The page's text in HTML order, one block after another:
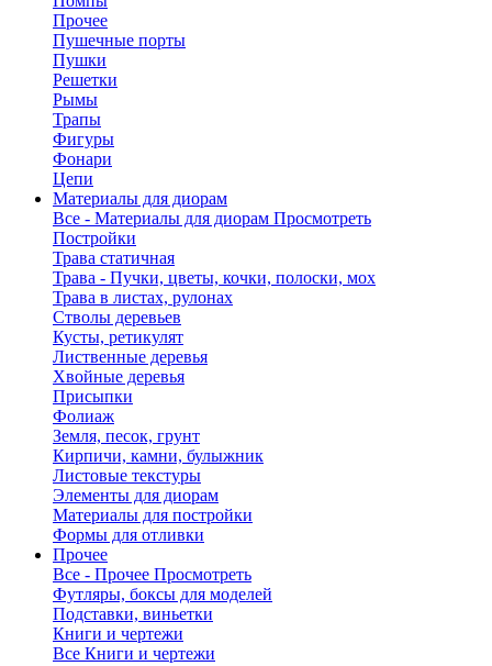
Прочее
Пушечные порты
Пушки
Решетки
Рымы
Трапы
Фигуры
Фонари
Цепи
Материалы для диорам
Все - Материалы для диорам Просмотреть
Постройки
Трава статичная
Трава - Пучки, цветы, кочки, полоски, мох
Трава в листах, рулонах
Стволы деревьев
Кусты, ретикулят
Лиственные деревья
Хвойные деревья
Присыпки
Фолиаж
Земля, песок, грунт
Кирпичи, камни, булыжник
Листовые текстуры
Элементы для диорам
Материалы для постройки
Формы для отливки
Прочее
Все - Прочее Просмотреть
Футляры, боксы для моделей
Подставки, виньетки
Книги и чертежи
Все Книги и чертежи